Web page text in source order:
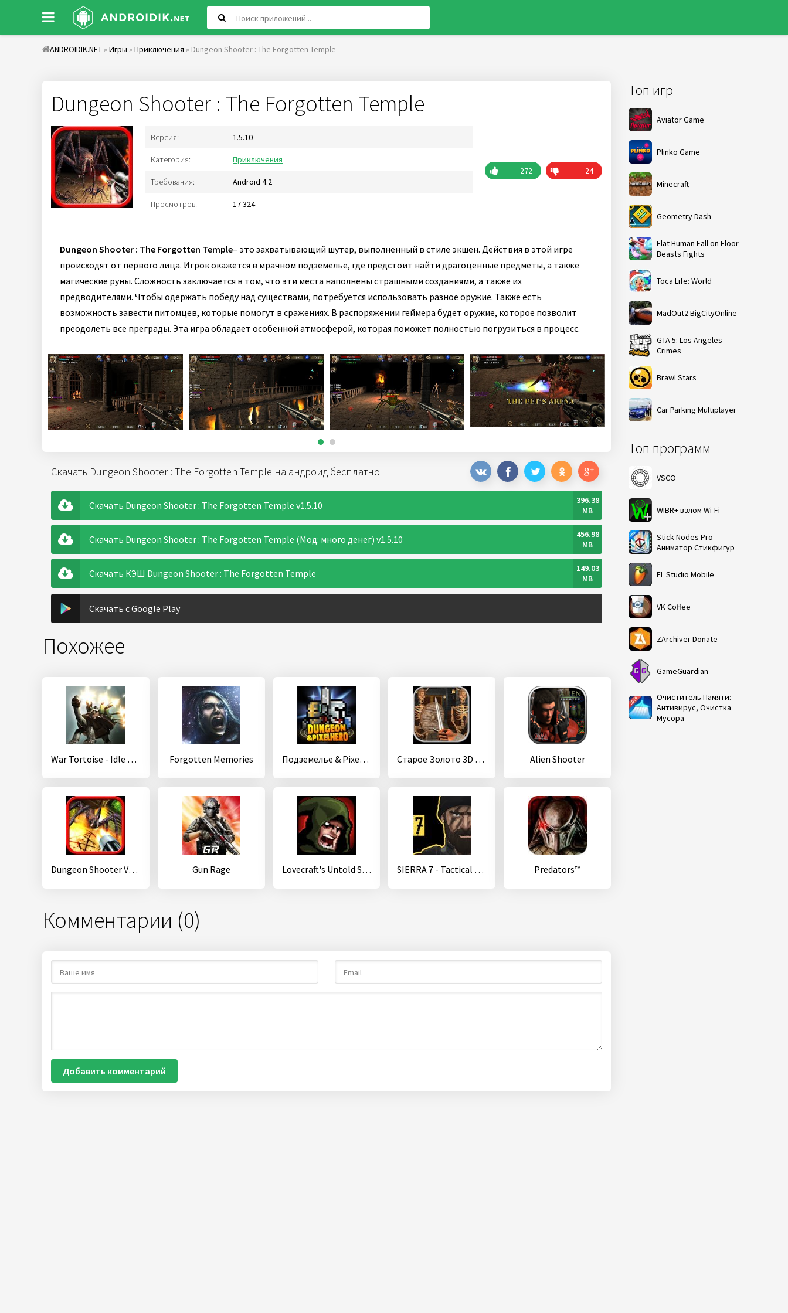
ANDROIDIK.NET » Игры » Приключения » Dungeon Shooter : The Forgotten Temple
Топ игр
Aviator Game
Plinko Game
Minecraft
Geometry Dash
Flat Human Fall on Floor -
Beasts Fights
Toca Life: World
MadOut2 BigCityOnline
GTA 5: Los Angeles
Crimes
Brawl Stars
Car Parking Multiplayer
Топ программ
VSCO
WIBR+ взлом Wi-Fi
Stick Nodes Pro -
Аниматор Стикфигур
FL Studio Mobile
VK Coffee
ZArchiver Donate
GameGuardian
Очиститель Памяти:
Антивирус, Очистка
Мусора
Dungeon Shooter : The Forgotten Temple
Версия: 1.5.10
Категория: Приключения
Требования: Android 4.2
Просмотров: 17 324
272 24
Dungeon Shooter : The Forgotten Temple– это захватывающий шутер, выполненный в стиле экшен. Действия в этой игре
происходят от первого лица. Игрок окажется в мрачном подземелье, где предстоит найти драгоценные предметы, а также
магические руны. Сложность заключается в том, что эти места наполнены страшными созданиями, а также их
предводителями. Чтобы одержать победу над существами, потребуется использовать разное оружие. Также есть
возможность завести питомцев, которые помогут в сражениях. В распоряжении геймера будет оружие, которое позволит
преодолеть все преграды. Эта игра обладает особенной атмосферой, которая поможет полностью погрузиться в процесс.
Скачать Dungeon Shooter : The Forgotten Temple на андроид бесплатно
Скачать Dungeon Shooter : The Forgotten Temple v1.5.10
396.38
MB
Скачать Dungeon Shooter : The Forgotten Temple (Мод: много денег) v1.5.10
456.98
MB
Скачать КЭШ Dungeon Shooter : The Forgotten Temple
149.03
MB
Скачать с Google Play
Похожее
War Tortoise - Idle Shooter Forgotten Memories Подземелье & Pixel Герой(Dungeon&PixelHero) Старое Золото 3D - Экшен РПГ Alien Shooter
Dungeon Shooter V1.2 : Before New Adventure Gun Rage Lovecraft's Untold Stories SIERRA 7 - Tactical Shooter Predators™
Комментарии (0)
Добавить комментарий